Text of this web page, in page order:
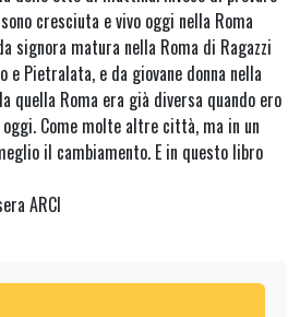
cresciuta e vivo oggi nella Roma
signora matura nella Roma di Ragazzi
Pietralata, e da giovane donna nella
quella Roma era già diversa quando ero
Come molte altre città, ma in un
il cambiamento. E in questo libro
ARCI